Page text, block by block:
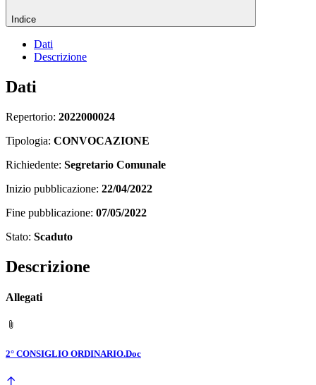
Indice
Dati
Descrizione
Dati
Repertorio: 2022000024
Tipologia: CONVOCAZIONE
Richiedente: Segretario Comunale
Inizio pubblicazione: 22/04/2022
Fine pubblicazione: 07/05/2022
Stato: Scaduto
Descrizione
Allegati
2° CONSIGLIO ORDINARIO.Doc